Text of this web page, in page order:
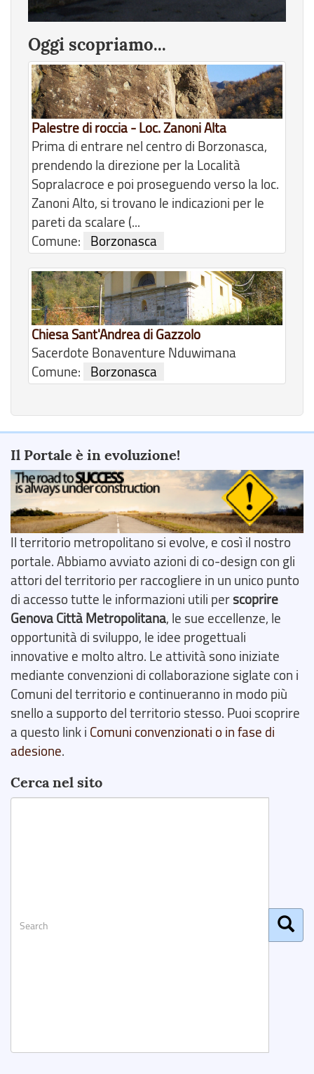
Oggi scopriamo...
Palestre di roccia - Loc. Zanoni Alta
Prima di entrare nel centro di Borzonasca,
prendendo la direzione per la Località
Sopralacroce e poi proseguendo verso la loc.
Zanoni Alto, si trovano le indicazioni per le
pareti da scalare (...
Comune:
Borzonasca
Chiesa Sant'Andrea di Gazzolo
Sacerdote Bonaventure Nduwimana
Comune:
Borzonasca
Il Portale è in evoluzione!
Il territorio metropolitano si evolve, e così il nostro
portale. Abbiamo avviato azioni di co-design con gli
attori del territorio per raccogliere in un unico punto
di accesso tutte le informazioni utili perscoprire
Genova Città Metropolitana, le sue eccellenze, le
opportunità di sviluppo, le idee progettuali
innovative e molto altro. Le attività sono iniziate
mediante convenzioni di collaborazione siglate con i
Comuni del territorio e continueranno in modo più
snello a supporto del territorio stesso. Puoi scoprire
a questo link i Comuni convenzionati o in fase di
adesione.
Cerca nel sito